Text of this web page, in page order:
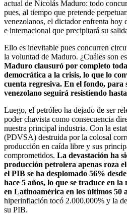
actual de Nicolás Maduro: todo
pues, al tiempo que pretende
venezolanos, el dictador enfrenta hoy
e internacional que precipitará su
Ello es inevitable pues concurren
la voluntad de Maduro. ¿Cuáles son
Maduro clausuró por completo
democrática a la crisis, lo que lo
cuenta regresiva. En el fondo, para
venezolano seguirá resistiendo
Luego, el petróleo ha dejado de ser
poder chavista como consecuencia
nuestra principal industria. Con la
(PDVSA) destruida por la colosal
producción en caída libre y sus
comprometidos. La devastación ha
producción petrolera apenas roza
el PIB se ha desplomado 56%
hace 5 años, lo que se traduce en
en Latinoamérica en los últimos 50
hiperinflación tocó 2.000.000% y la
su PIB.